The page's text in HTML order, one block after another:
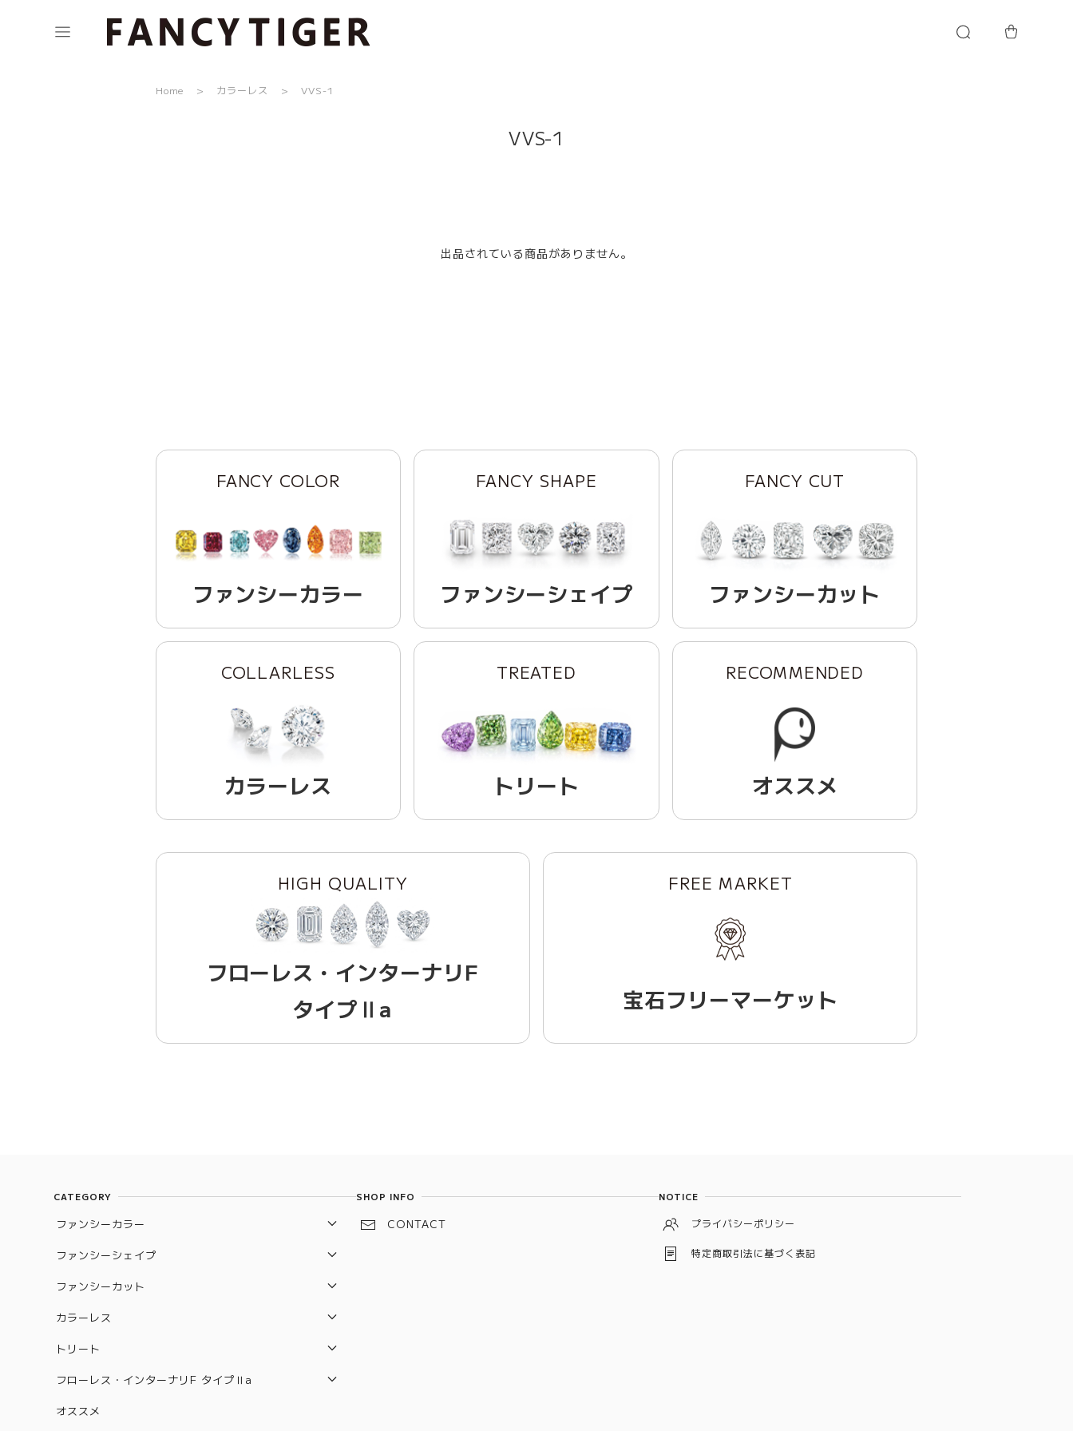
Home カラーレス VVS-1
VVS-1
出品されている商品がありません。
FANCY COLOR
ファンシーカラー
FANCY SHAPE
ファンシーシェイプ
FANCY CUT
ファンシーカット
COLLARLESS
カラーレス
TREATED
トリート
RECOMMENDED
オススメ
HIGH QUALITY
フローレス・インターナリF
タイプⅡa
FREE MARKET
宝石フリーマーケット
CATEGORY
ファンシーカラー
レッド
ピンク
オレンジ
グリーン
ファンシーシェイプ
エメラルド
ラディアン
ハート
ファンシーカット
オールドカット
サイクラ
カラーレス
VVS-1
トリート
パープル
フローレス・インターナリF タイプⅡa
FL（フローレス）
オススメ
SHOP INFO
CONTACT
NOTICE
プライバシーポリシー
特定商取引法に基づく表記